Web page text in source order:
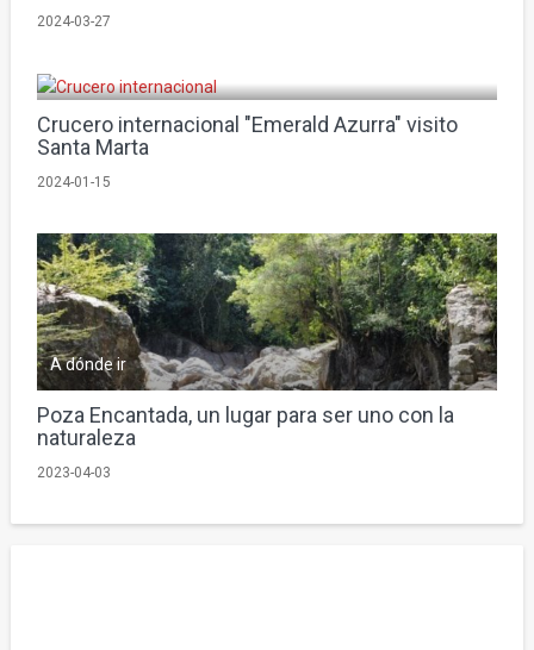
2024-03-27
A dónde ir
Crucero internacional "Emerald Azurra" visito
Santa Marta
2024-01-15
A dónde ir
Poza Encantada, un lugar para ser uno con la
naturaleza
2023-04-03